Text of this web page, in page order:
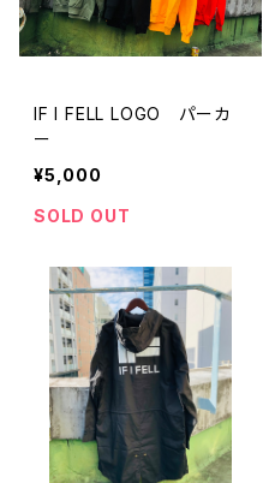
IF I FELL LOGO パーカ
ー
¥5,000
SOLD OUT